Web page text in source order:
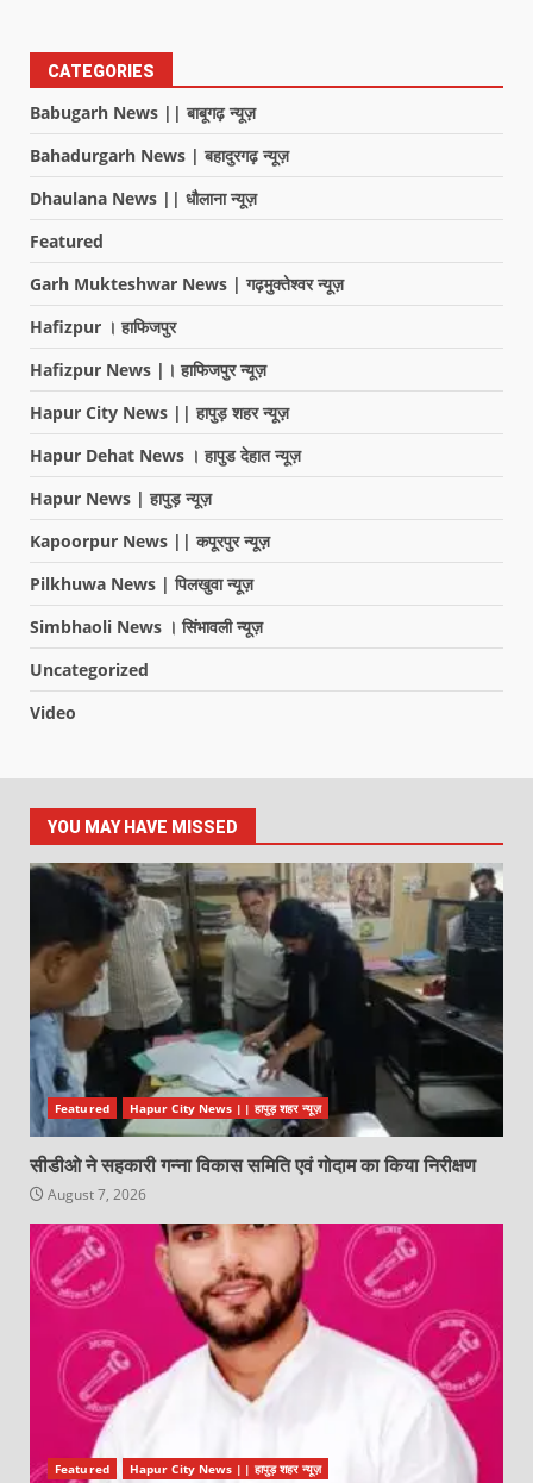
CATEGORIES
Babugarh News || बाबूगढ़ न्यूज़
Bahadurgarh News | बहादुरगढ़ न्यूज़
Dhaulana News || धौलाना न्यूज़
Featured
Garh Mukteshwar News | गढ़मुक्तेश्वर न्यूज़
Hafizpur । हाफिजपुर
Hafizpur News |। हाफिजपुर न्यूज़
Hapur City News || हापुड़ शहर न्यूज़
Hapur Dehat News । हापुड देहात न्यूज़
Hapur News | हापुड़ न्यूज़
Kapoorpur News || कपूरपुर न्यूज़
Pilkhuwa News | पिलखुवा न्यूज़
Simbhaoli News । सिंभावली न्यूज़
Uncategorized
Video
YOU MAY HAVE MISSED
Featured Hapur City News || हापुड़ शहर न्यूज़
सीडीओ ने सहकारी गन्ना विकास समिति एवं गोदाम का किया निरीक्षण
August 7, 2026
Featured Hapur City News || हापुड़ शहर न्यूज़